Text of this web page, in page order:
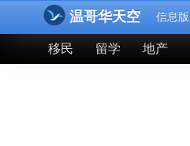
温哥华天空 信息版
移民 留学 地产